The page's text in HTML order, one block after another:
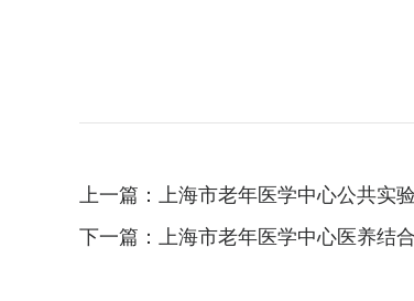
上一篇： 上海市老年医学中心公共实
下一篇： 上海市老年医学中心医养结